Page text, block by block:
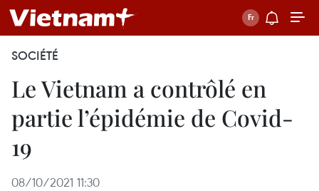
SOCIÉTÉ
Le Vietnam a contrôlé en
partie l’épidémie de Covid-
19
08/10/2021 11:30